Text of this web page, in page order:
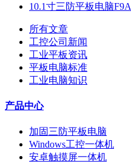
10.1寸三防平板电脑F9A
所有文章
工控公司新闻
工业平板资讯
平板电脑标准
工业电脑知识
产品中心
加固三防平板电脑
Windows工控一体机
安卓触摸屏一体机